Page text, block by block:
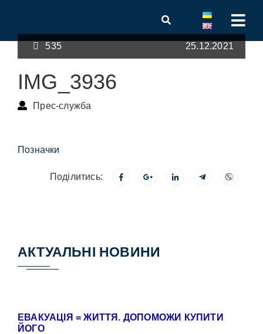
535 25.12.2021
IMG_3936
Прес-служба
Позначки
Поділитись:
АКТУАЛЬНІ НОВИНИ
ЕВАКУАЦІЯ = ЖИТТЯ. ДОПОМОЖИ КУПИТИ
ЙОГО